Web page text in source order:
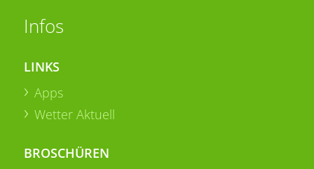
Infos
LINKS
Apps
Wetter Aktuell
BROSCHÜREN